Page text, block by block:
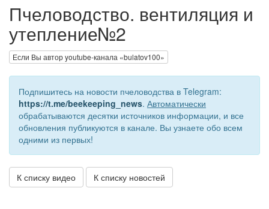
Пчеловодство. вентиляция и
утепление№2
Если Вы автор youtube-канала «bulatov100»
Подпишитесь на новости пчеловодства в Telegram:
https://t.me/beekeeping_news. Автоматически
обрабатываются десятки источников информации, и все
обновления публикуются в канале. Вы узнаете обо всем
одними из первых!
К списку видео К списку новостей